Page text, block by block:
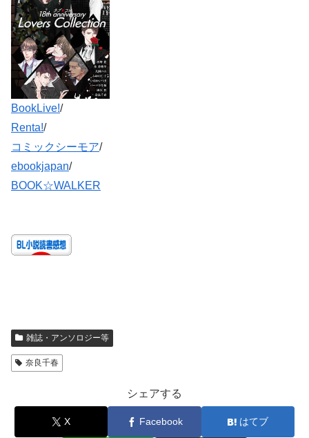
BookLive!/
Renta!/
コミックシーモア/
ebookjapan/
BOOK☆WALKER
雑誌・アンソロジー等
奈良千春
シェアする
X Facebook はてブ